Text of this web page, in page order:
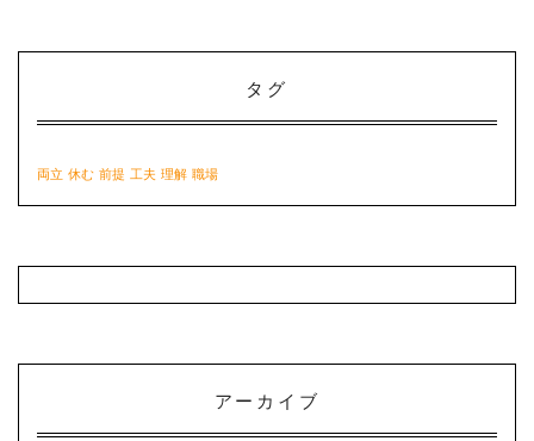
タグ
両立 休む 前提 工夫 理解 職場
アーカイブ